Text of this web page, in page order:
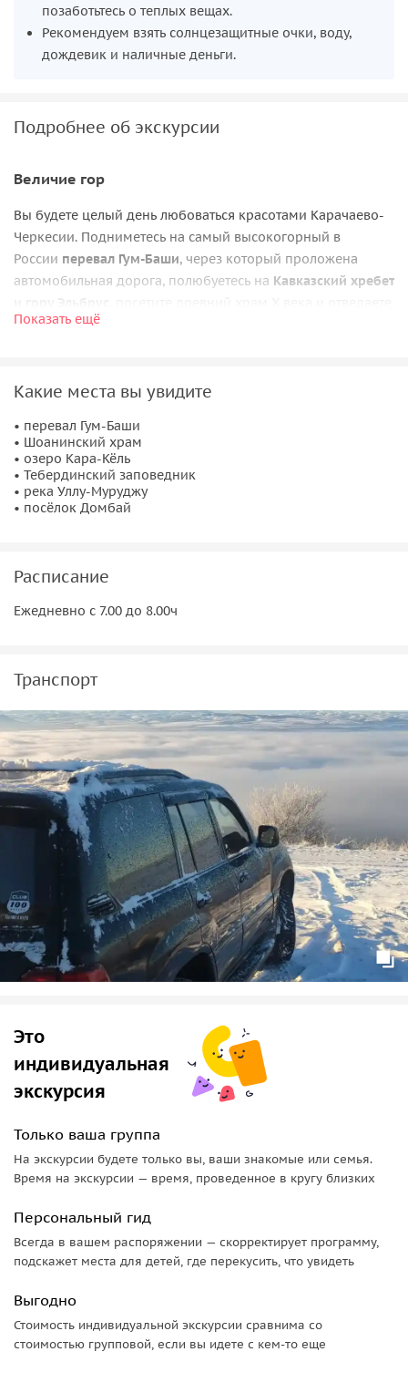
позаботьтесь о теплых вещах.
Рекомендуем взять солнцезащитные очки, воду,
дождевик и наличные деньги.
Подробнее об экскурсии
Величие гор
Вы будете целый день любоваться красотами Карачаево-
Черкесии. Подниметесь на самый высокогорный в
России перевал Гум-Баши, через который проложена
автомобильная дорога, полюбуетесь на Кавказский хребет
блюда местной кухни. В ходе поездки вы посетите:
Главного Кавказского хребта;
Шоанинский храм
построенная примерно в X веке на склоне горы
Шоана. Издалека может показаться, что храм
упирается в небо;
озеро Кара-Кёль
необычный оттенок озеру придают органические
флорой и фауной. Здесь есть зоопарк с редкими
животными, который вы сможете посетить по
желанию;
реку Уллу-Муруджу,которая считается самой чистой
рекой на территории Европы. Из нее можно смело
пить воду!
Домбай
— знаменитый курортный поселок
привлекает туристов круглый год. Это закономерно,
так как местная природа и окружающие горы
производят неизгладимое впечатление.
Показать ещё
Какие места вы увидите
• перевал Гум-Баши
• Шоанинский храм
• озеро Кара-Кёль
• Тебердинский заповедник
• река Уллу-Муруджу
• посёлок Домбай
Расписание
Ежедневно с 7.00 до 8.00ч
Транспорт
Это
индивидуальная
экскурсия
Только ваша группа
На экскурсии будете только вы, ваши знакомые или семья.
Время на экскурсии — время, проведенное в кругу близких
Персональный гид
Всегда в вашем распоряжении — скорректирует программу,
подскажет места для детей, где перекусить, что увидеть
Выгодно
Стоимость индивидуальной экскурсии сравнима со
стоимостью групповой, если вы идете с кем-то еще